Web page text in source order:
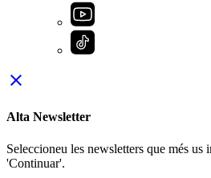
close
Alta Newsletter
Seleccioneu les newsletters que més us
'Continuar'.